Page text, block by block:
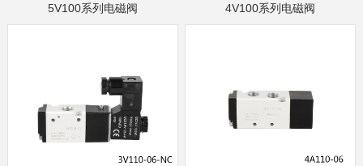
5V100系列电磁阀 4V100系列电磁阀